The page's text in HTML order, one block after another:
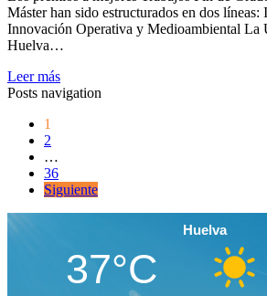
Máster han sido estructurados en dos
Innovación Operativa y Medioambiental La
Huelva…
Leer más
Posts navigation
1
2
…
36
Siguiente
Huelva
37°C